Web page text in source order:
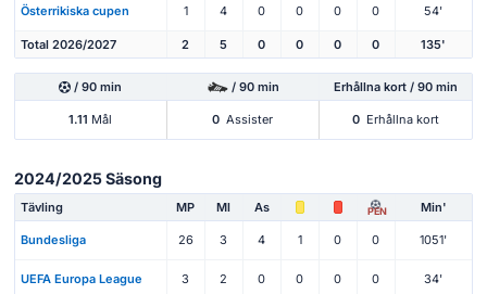
Österrikiska cupen 1 4 0 0 0 0 54'
Total 2026/2027 2 5 0 0 0 0 135'
/ 90 min / 90 min Erhållna kort / 90 min
1.11 Mål 0 Assister 0 Erhållna kort
2024/2025 Säsong
Tävling MP Ml As PEN Min'
Bundesliga 26 3 4 1 0 0 1051'
UEFA Europa League 3 2 0 0 0 0 34'